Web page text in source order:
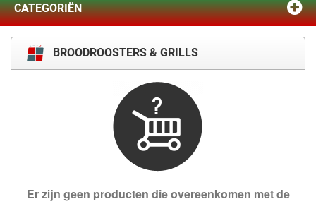
CATEGORIËN
BROODROOSTERS & GRILLS
Er zijn geen producten die overeenkomen met de